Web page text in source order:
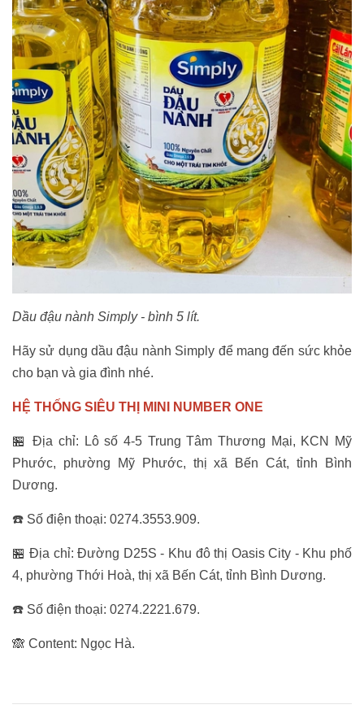
Dầu đậu nành Simply - bình 5 lít.
Hãy sử dụng dầu đậu nành Simply để mang đến sức khỏe
cho bạn và gia đình nhé.
HỆ THỐNG SIÊU THỊ MINI NUMBER ONE
🏪 Địa chỉ: Lô số 4-5 Trung Tâm Thương Mại, KCN Mỹ
Phước, phường Mỹ Phước, thị xã Bến Cát, tỉnh Bình
Dương.
☎️ Số điện thoại: 0274.3553.909.
🏪 Địa chỉ: Đường D25S - Khu đô thị Oasis City - Khu phố
4, phường Thới Hoà, thị xã Bến Cát, tỉnh Bình Dương.
☎️ Số điện thoại: 0274.2221.679.
🙈 Content: Ngọc Hà.